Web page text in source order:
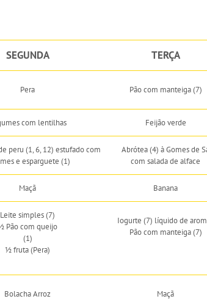
SEGUNDA TERÇA
Pera Pão com manteiga (7)
com lentilhas Feijão verde
peru (1, 6, 12) estufado com
e esparguete (1)
Abrótea (4) à Gomes de
com salada de alface
Maçã Banana
Leite simples (7)
Pão com queijo
(1)
½ fruta (Pera)
Iogurte (7) líquido de
Pão com manteiga (7)
Bolacha Arroz Maçã